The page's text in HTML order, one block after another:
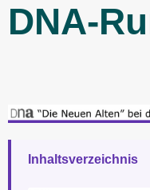
DNA-
Inhaltsverzeichnis